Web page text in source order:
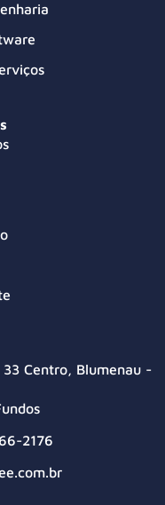
Centro, Blumenau -
2176